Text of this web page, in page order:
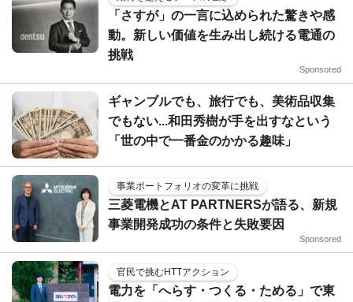
「さすが」の一言に込められた驚きや感
動。新しい価値を生み出し続ける電通の
挑戦
Sponsored
ギャンブルでも、旅行でも、美術品収集
でもない...和田秀樹が手を出すなという
「世の中で一番金のかかる趣味」
事業ポートフォリオの変革に挑戦
三菱電機とAT PARTNERSが語る、新規
事業開発成功の条件と失敗要因
Sponsored
官民で挑むHTTアクション
電力を「へらす・つくる・ためる」で東